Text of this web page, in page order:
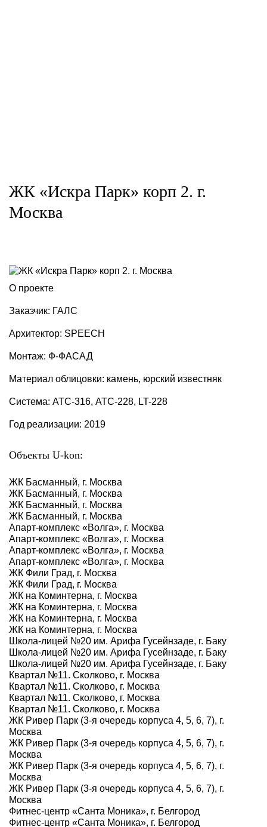
ЖК «Искра Парк» корп 2. г.
Москва
О проекте
Заказчик: ГАЛС
Архитектор: SPEECH
Монтаж: Ф-ФАСАД
Материал облицовки: камень, юрский известняк
Система: АТС-316, АТС-228, LT-228
Год реализации: 2019
Объекты U-kon:
ЖК Басманный, г. Москва
ЖК Басманный, г. Москва
ЖК Басманный, г. Москва
ЖК Басманный, г. Москва
Апарт-комплекс «Волга», г. Москва
Апарт-комплекс «Волга», г. Москва
Апарт-комплекс «Волга», г. Москва
Апарт-комплекс «Волга», г. Москва
ЖК Фили Град, г. Москва
ЖК Фили Град, г. Москва
ЖК на Коминтерна, г. Москва
ЖК на Коминтерна, г. Москва
ЖК на Коминтерна, г. Москва
ЖК на Коминтерна, г. Москва
Школа-лицей №20 им. Арифа Гусейнзаде, г. Баку
Школа-лицей №20 им. Арифа Гусейнзаде, г. Баку
Школа-лицей №20 им. Арифа Гусейнзаде, г. Баку
Квартал №11. Сколково, г. Москва
Квартал №11. Сколково, г. Москва
Квартал №11. Сколково, г. Москва
Квартал №11. Сколково, г. Москва
ЖК Ривер Парк (3-я очередь корпуса 4, 5, 6, 7), г.
Москва
ЖК Ривер Парк (3-я очередь корпуса 4, 5, 6, 7), г.
Москва
ЖК Ривер Парк (3-я очередь корпуса 4, 5, 6, 7), г.
Москва
ЖК Ривер Парк (3-я очередь корпуса 4, 5, 6, 7), г.
Москва
Фитнес-центр «Санта Моника», г. Белгород
Фитнес-центр «Санта Моника», г. Белгород